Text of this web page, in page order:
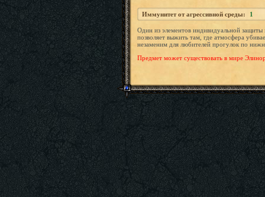
Иммунитет от агрессивной среды: 1
Один из элементов индивидуальной защиты
позволяет выжить там, где атмосфера
незаменим для любителей прогулок по
Предмет может существовать в мире